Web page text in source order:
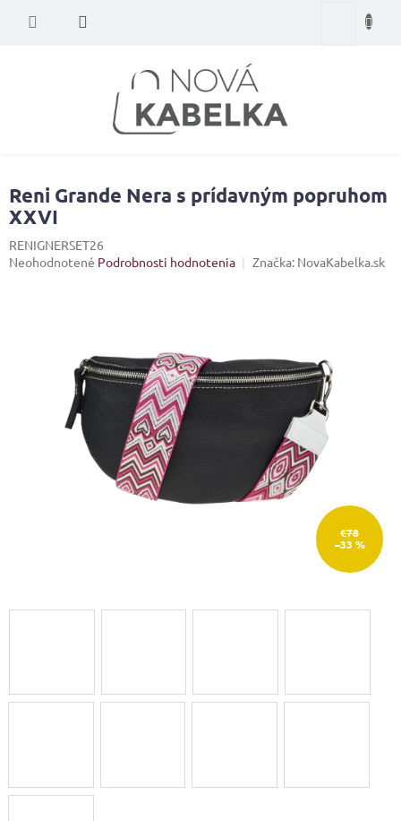
Nákupný
Reni Grande Nera s prídavným popruhom
XXVI
RENIGNERSET26
Priemerné
hviezdičiek.
Neohodnotené Podrobnosti hodnotenia Značka: NovaKabelka.sk
€78
–33 %